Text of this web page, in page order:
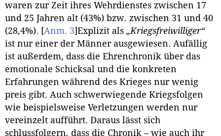
waren zur Zeit ihres Wehrdienstes zwischen 17
und 25 Jahren alt (43%) bzw. zwischen 31 und 40
(28,4%). [Anm. 3]Explizit als „Kriegsfreiwilliger“
ist nur einer der Männer ausgewiesen. Aufällig
ist außerdem, dass die Ehrenchronik über das
emotionale Schicksal und die konkreten
Erfahrungen während des Krieges nur wenig
preis gibt. Auch schwerwiegende Kriegsfolgen
wie beispielsweise Verletzungen werden nur
vereinzelt aufführt. Daraus lässt sich
schlussfolgern, dass die Chronik – wie auch ihr